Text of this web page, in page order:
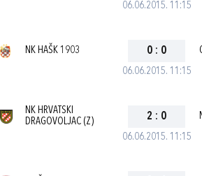
06.06.2015. 11:15
06.06.2015. 11:15
NK HAŠK 1903 0 : 0
06.06.2015. 11:15
NK HRVATSKI
DRAGOVOLJAC (Z)
2 : 0